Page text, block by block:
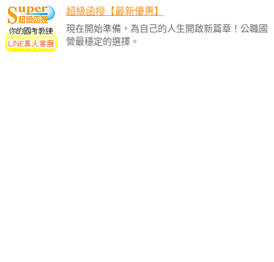
超級函授【最新優惠】
現在開始準備，為自己的人生開啟新篇章！公職國
營最穩定的選擇。